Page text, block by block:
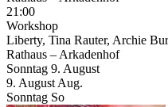
21:00
Workshop
Liberty, Tina Rauter, Archie
Rathaus – Arkadenhof
Sonntag 9. August
9. August Aug.
Sonntag So